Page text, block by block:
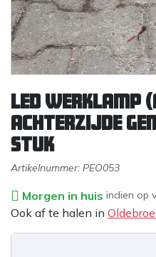
LED werklamp
achterzijde
STUK
Artikelnummer: PEO053
Morgen in huis indien op
Ook af te halen in